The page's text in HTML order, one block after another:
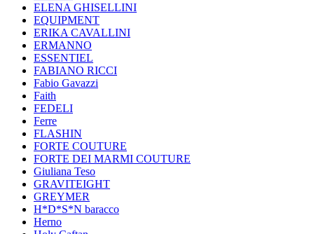
ELENA GHISELLINI
EQUIPMENT
ERIKA CAVALLINI
ERMANNO
ESSENTIEL
FABIANO RICCI
Fabio Gavazzi
Faith
FEDELI
Ferre
FLASHIN
FORTE COUTURE
FORTE DEI MARMI COUTURE
Giuliana Teso
GRAVITEIGHT
GREYMER
H*D*S*N baracco
Herno